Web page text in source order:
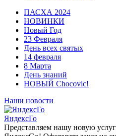
ПАСХА 2024
НОВИНКИ
Новый Год
23 Февраля
День всех святых
14 февраля
8 Марта
День знаний
НОВЫЙ Chocovic!
Наши новости
ЯндексГо
Представляем нашу новую